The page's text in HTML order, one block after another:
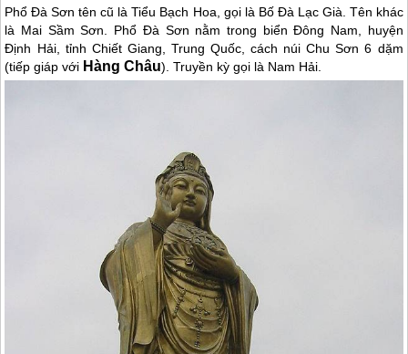
Phổ Đà Sơn tên cũ là Tiểu Bạch Hoa, gọi là Bố Đà Lạc Già. Tên khác
là Mai Sầm Sơn. Phổ Đà Sơn nằm trong biển Đông Nam, huyện
Định Hải, tỉnh Chiết Giang, Trung Quốc , cách núi Chu Sơn 6 dặm
(tiếp giáp với Hàng Châu). Truyền kỳ gọi là Nam Hải.